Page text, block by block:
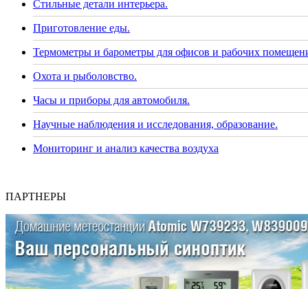
Стильные детали интерьера.
Приготовление еды.
Термометры и барометры для офисов и рабочих
Охота и рыболовство.
Часы и приборы для автомобиля.
Научные наблюдения и исследования, образование.
Мониторинг и анализ качества воздуха
ПАРТНЕРЫ